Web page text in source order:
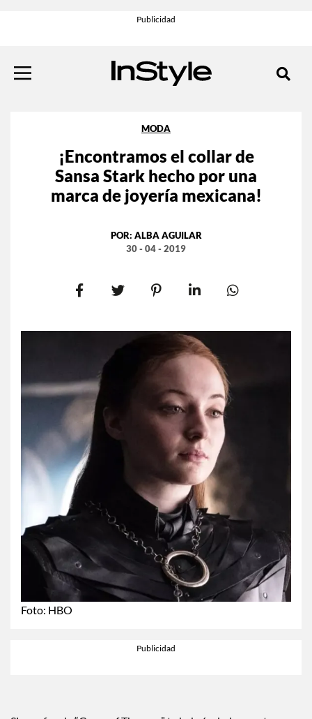
Foto: HBO
MODA
¡Encontramos el collar de
Sansa Stark hecho por una
marca de joyería mexicana!
POR: ALBA AGUILAR
30 - 04 - 2019